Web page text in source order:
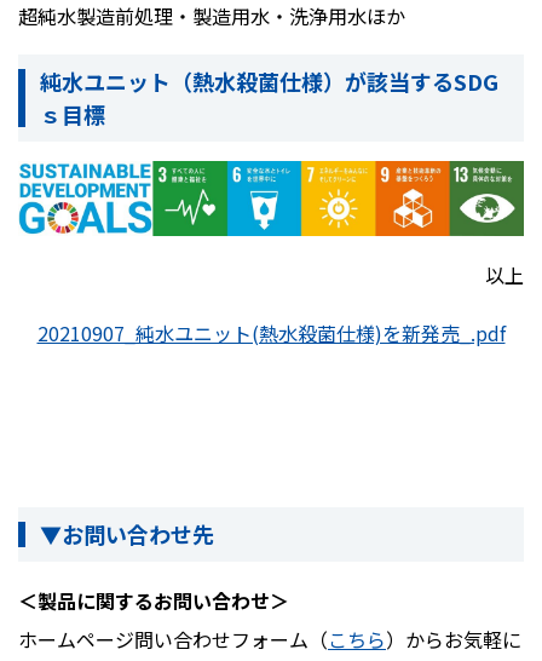
超純水製造前処理・製造用水・洗浄用水ほか
純水ユニット（熱水殺菌仕様）が該当するSDG
ｓ目標
以上
20210907_純水ユニット(熱水殺菌仕様)を新発売_.pdf
▼お問い合わせ先
＜製品に関するお問い合わせ＞
ホームページ問い合わせフォーム（こちら）からお気軽に